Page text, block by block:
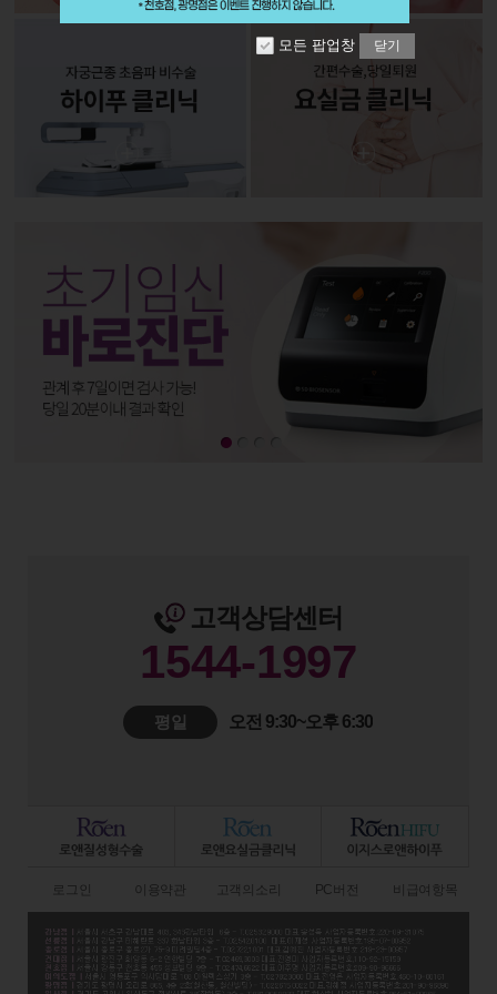
모든 팝업창 닫기
고객상담센터
1544-1997
평일 오전 9:30~오후 6:30
로그인 이용약관 고객의소리 PC버전 비급여항목